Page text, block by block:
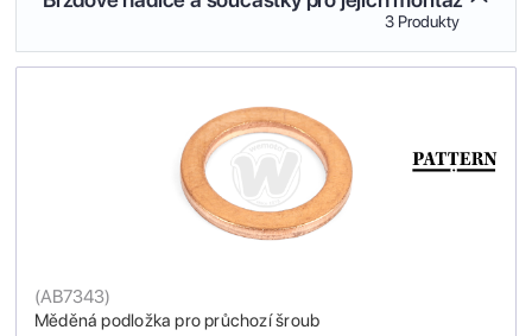
3 Produkty
Měděná podložka pro průchozí šroub
(AB7343)